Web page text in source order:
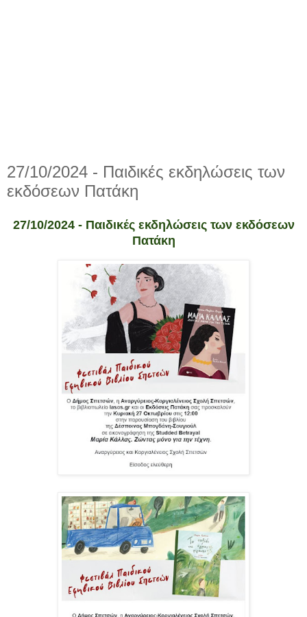
27/10/2024 - Παιδικές εκδηλώσεις των
εκδόσεων Πατάκη
27/10/2024 - Παιδικές εκδηλώσεις των εκδόσεων
Πατάκη